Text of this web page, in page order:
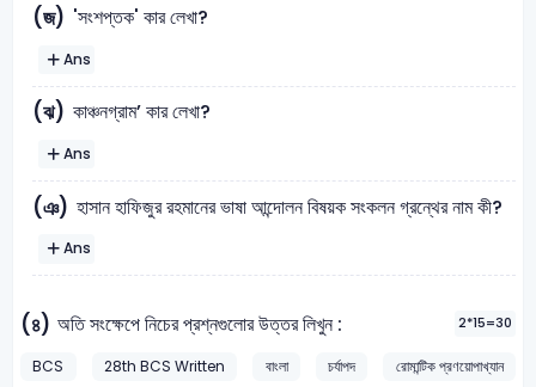
(জ) 'সংশপ্তক' কার লেখা?
Ans
(ঝ) কাঞ্চনগ্রাম’ কার লেখা?
Ans
(ঞ) হাসান হাফিজুর রহমানের ভাষা আন্দোলন বিষয়ক সংকলন গ্রন্থের নাম কী?
Ans
(৪) অতি সংক্ষেপে নিচের প্রশ্নগুলাের উত্তর লিখুন : 2*15=30
BCS 28th BCS Written বাংলা চর্যাপদ
রোমান্টিক প্রণয়োপাখ্যান